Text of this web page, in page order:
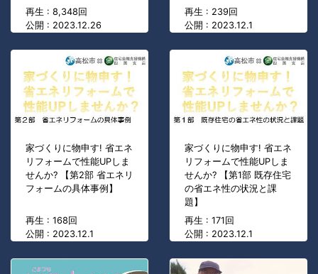
再生 : 8,348回
公開 : 2023.12.26
再生 : 239回
公開 : 2023.12.1
家づくりに物申す! 省エネ
リフォームで性能UPしま
せんか? 【第2部 省エネリ
フォームの具体事例】
再生 : 168回
公開 : 2023.12.1
家づくりに物申す! 省エネ
リフォームで性能UPしま
せんか? 【第1部 既存住宅
の省エネ性の状況と課
題】
再生 : 171回
公開 : 2023.12.1